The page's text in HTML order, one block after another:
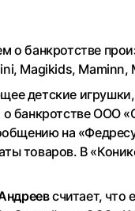
о банкротстве
Magikids, Maminn,
детские
банкротстве ООО
на
товаров. В
считает, что